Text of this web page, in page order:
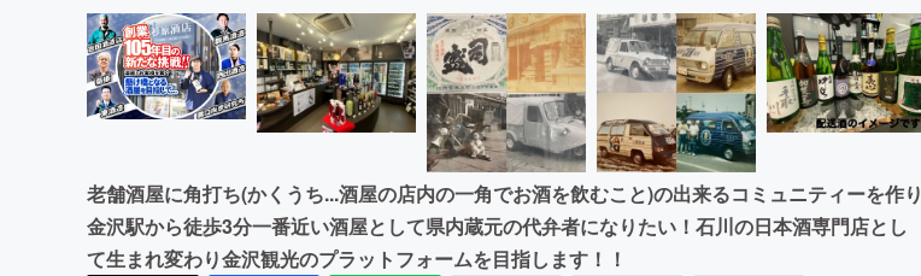
老舗酒屋に角打ち(かくうち...酒屋の店内の一角でお酒を飲むこと)の出来るコミュニティーを作り
金沢駅から徒歩3分一番近い酒屋として県内蔵元の代弁者になりたい！石川の日本酒専門店とし
て生まれ変わり金沢観光のプラットフォームを目指します！！